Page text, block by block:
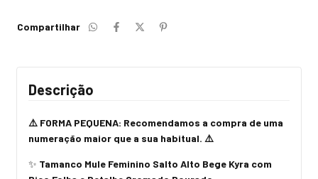
Compartilhar
Descrição
⚠️ FORMA PEQUENA: Recomendamos a compra de uma
numeração maior que a sua habitual. ⚠️
✨ Tamanco Mule Feminino Salto Alto Bege Kyra com